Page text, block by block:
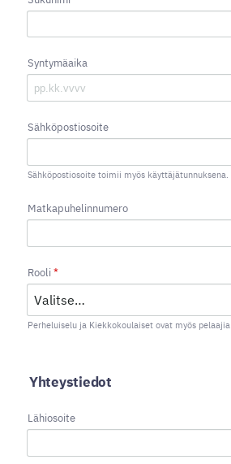
Syntymäaika
Sähköpostiosoite
Sähköpostiosoite toimii myös käyttäjätunnuksena.
Matkapuhelinnumero
Rooli *
Perheluiselu ja Kiekkokoulaiset ovat myös pelaajia
Yhteystiedot
Lähiosoite